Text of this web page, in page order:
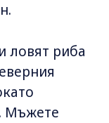
ловят риба
Мъжете